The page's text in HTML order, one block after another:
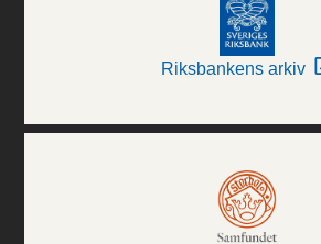
Riksbankens arkiv